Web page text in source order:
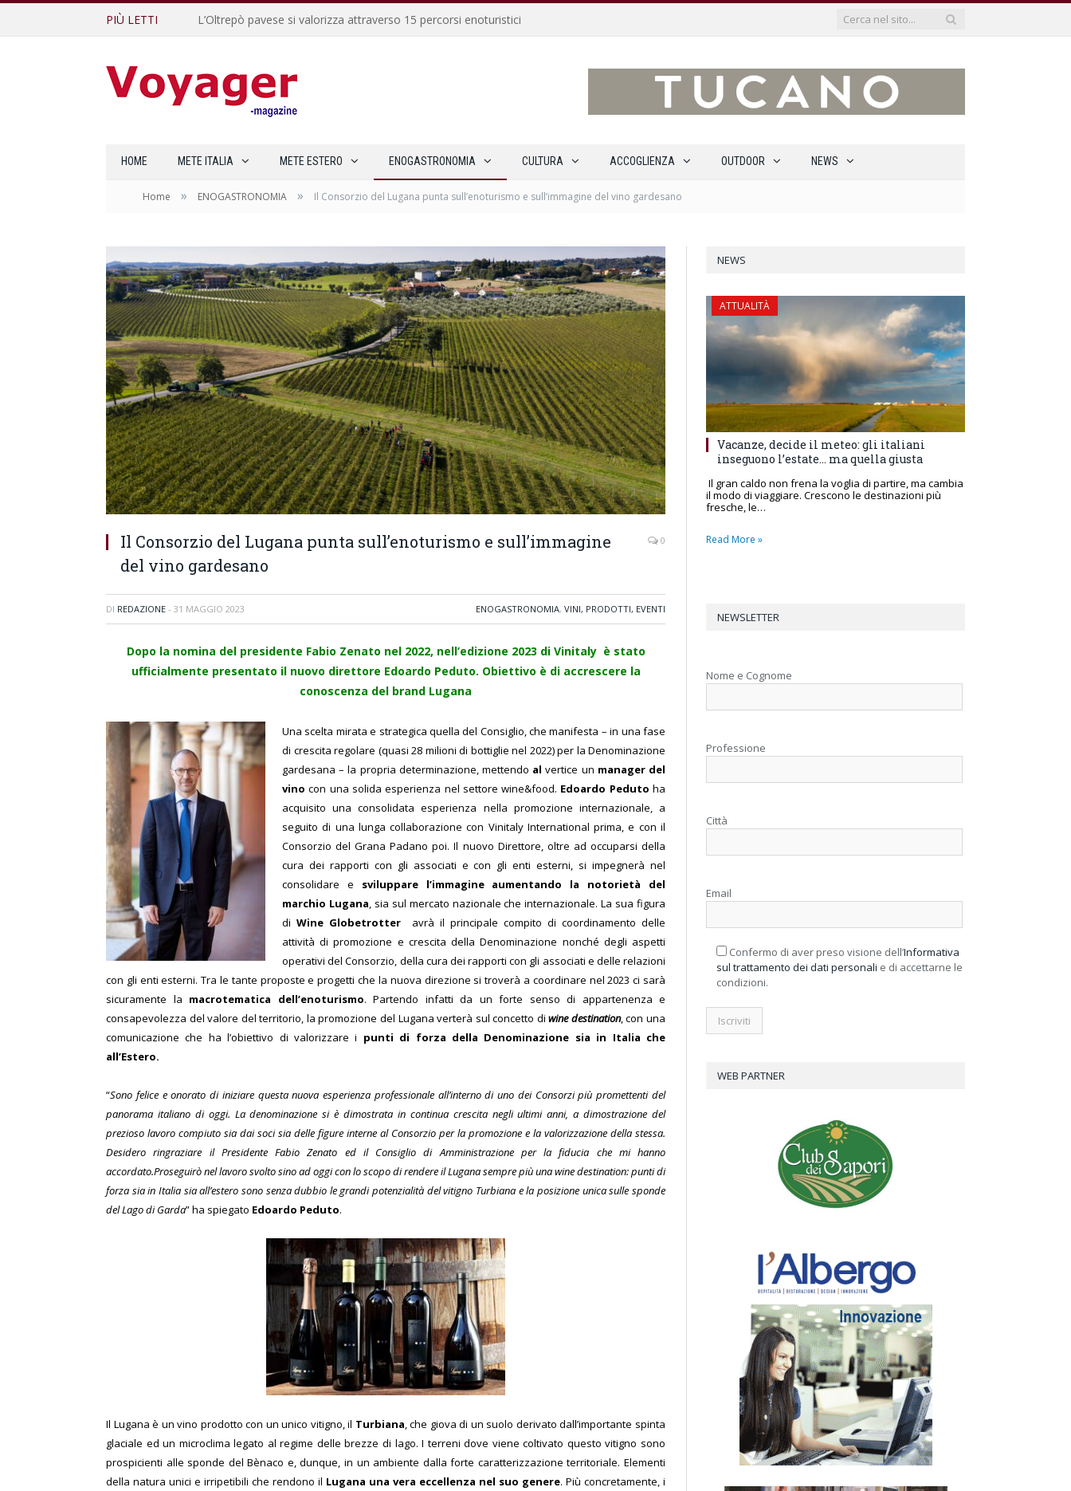
PIÙ LETTI L’Oltrepò pavese si valorizza attraverso 15 percorsi enoturistici
HOME METE ITALIA METE ESTERO ENOGASTRONOMIA CULTURA ACCOGLIENZA OUTDOOR NEWS
Home » ENOGASTRONOMIA » Il Consorzio del Lugana punta sull’enoturismo e sull’immagine del vino gardesano
Il Consorzio del Lugana punta sull’enoturismo e sull’immagine
del vino gardesano
0
DI REDAZIONE - 31 MAGGIO 2023 ENOGASTRONOMIA, VINI, PRODOTTI, EVENTI
Dopo la nomina del presidente Fabio Zenato nel 2022, nell’edizione 2023 di Vinitaly è stato
ufficialmente presentato il nuovo direttore Edoardo Peduto. Obiettivo è di accrescere la
conoscenza del brand Lugana
Una scelta mirata e strategica quella del Consiglio, che manifesta – in una fase
di crescita regolare (quasi 28 milioni di bottiglie nel 2022) per la Denominazione
gardesana – la propria determinazione, mettendo alvertice un manager del
vino con una solida esperienza nel settore wine&food. Edoardo Peduto ha
acquisito una consolidata esperienza nella promozione internazionale, a
seguito di una lunga collaborazione con Vinitaly International prima, e con il
Consorzio del Grana Padano poi. Il nuovo Direttore, oltre ad occuparsi della
cura dei rapporti con gli associati e con gli enti esterni, si impegnerà nel
consolidare e sviluppare l’immagine aumentando la notorietà del
marchio Lugana, sia sul mercato nazionale che internazionale. La sua figura
di Wine Globetrotter
avrà il principale compito di coordinamento delle
attività di promozione e crescita della Denominazione nonché degli aspetti
operativi del Consorzio, della cura dei rapporti con gli associati e delle relazioni
con gli enti esterni. Tra le tante proposte e progetti che la nuova direzione si troverà a coordinare nel 2023 ci sarà
sicuramente la macrotematica dell’enoturismo. Partendo infatti da un forte senso di appartenenza e
consapevolezza del valore del territorio, la promozione del Lugana verterà sul concetto diwine destination, con una
comunicazione che ha l’obiettivo di valorizzare i punti di forza della Denominazione sia in Italia che
all’Estero.
“Sono felice e onorato di iniziare questa nuova esperienza professionale all’interno di uno dei Consorzi più promettenti del
panorama italiano di oggi. La denominazione si è dimostrata in continua crescita negli ultimi anni, a dimostrazione del
prezioso lavoro compiuto sia dai soci sia delle figure interne al Consorzio per la promozione e la valorizzazione della stessa.
Desidero ringraziare il Presidente Fabio Zenato ed il Consiglio di Amministrazione per la fiducia che mi hanno
accordato.Proseguirò nel lavoro svolto sino ad oggi con lo scopo di rendere il Lugana sempre più una wine destination: punti di
forza sia in Italia sia all’estero sono senza dubbio le grandi potenzialità del vitigno Turbiana e la posizione unica sulle sponde
del Lago di Garda” ha spiegato Edoardo Peduto.
Il Lugana è un vino prodotto con un unico vitigno, il Turbiana, che giova di un suolo derivato dall’importante spinta
glaciale ed un microclima legato al regime delle brezze di lago. I terreni dove viene coltivato questo vitigno sono
prospicienti alle sponde del Bènaco e, dunque, in un ambiente dalla forte caratterizzazione territoriale. Elementi
della natura unici e irripetibili che rendono il Lugana una vera eccellenza nel suo genere. Più concretamente, i
NEWS
ATTUALITÀ
Vacanze, decide il meteo: gli italiani
inseguono l’estate… ma quella giusta
Il gran caldo non frena la voglia di partire, ma cambia
il modo di viaggiare. Crescono le destinazioni più
fresche, le…
Read More »
NEWSLETTER
Nome e Cognome
Professione
Città
Email
Confermo di aver preso visione dell’Informativa
sul trattamento dei dati personali e di accettarne le
condizioni.
WEB PARTNER